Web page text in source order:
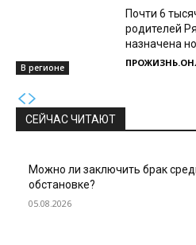
В регионе
Почти 6
родителей
назначена
СЕЙЧАС ЧИТАЮТ
Можно ли заключить брак
обстановке?
05.08.2026